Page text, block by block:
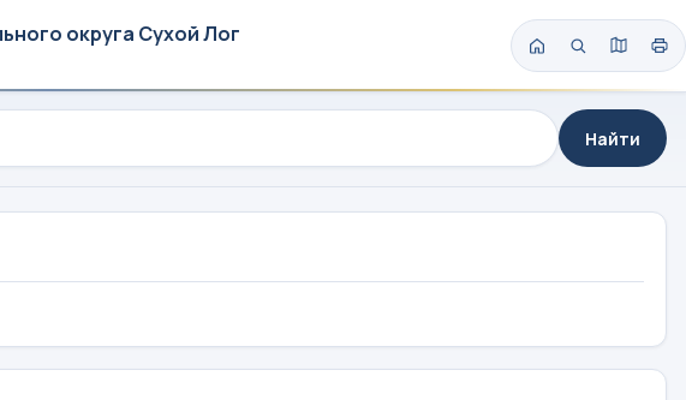
округа Сухой Лог
Найти